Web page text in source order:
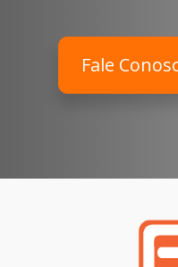
Fale